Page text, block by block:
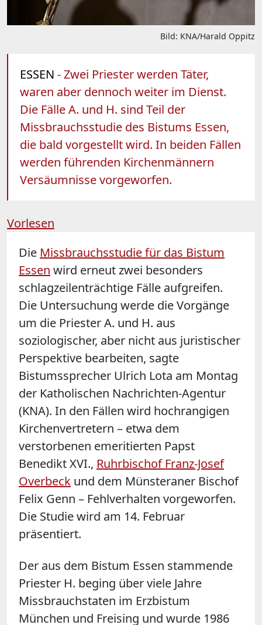
Bild: KNA/Harald Oppitz
ESSEN - Zwei Priester werden Täter,
waren aber dennoch weiter im Dienst.
Die Fälle A. und H. sind Teil der
Missbrauchsstudie des Bistums Essen,
die bald vorgestellt wird. In beiden Fällen
werden führenden Kirchenmännern
Versäumnisse vorgeworfen.
Vorlesen
Die Missbrauchsstudie für das Bistum
Essen wird erneut zwei besonders
schlagzeilenträchtige Fälle aufgreifen.
Die Untersuchung werde die Vorgänge
um die Priester A. und H. aus
soziologischer, aber nicht aus juristischer
Perspektive bearbeiten, sagte
Bistumssprecher Ulrich Lota am Montag
der Katholischen Nachrichten-Agentur
(KNA). In den Fällen wird hochrangigen
Kirchenvertretern – etwa dem
verstorbenen emeritierten Papst
Benedikt XVI., Ruhrbischof Franz-Josef
Overbeck und dem Münsteraner Bischof
Felix Genn – Fehlverhalten vorgeworfen.
Die Studie wird am 14. Februar
präsentiert.
Der aus dem Bistum Essen stammende
Priester H. beging über viele Jahre
Missbrauchstaten im Erzbistum
München und Freising und wurde 1986